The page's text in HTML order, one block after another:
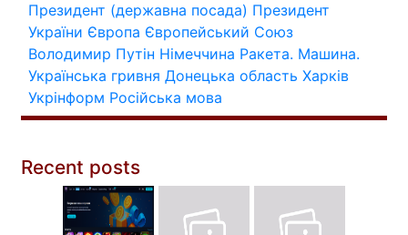
Президент (державна посада) Президент
України Європа Європейський Союз
Володимир Путін Німеччина Ракета. Машина.
Українська гривня Донецька область Харків
Укрінформ Російська мова
Recent posts